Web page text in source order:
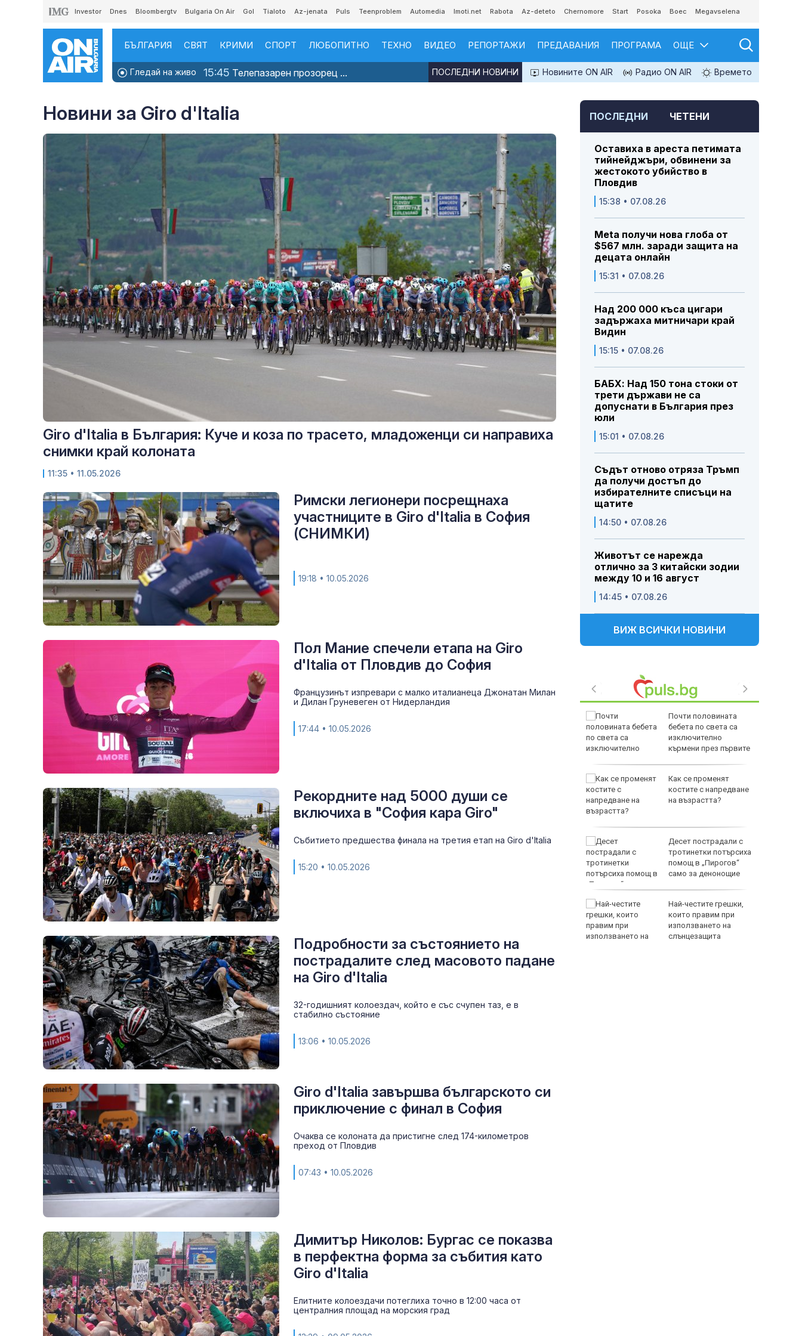
Investor Dnes Bloombergtv Bulgaria On Air Gol Tialoto Az-jenata Puls Teenproblem Automedia Imoti.net Rabota Az-deteto Chernomore Start Posoka Boec Megavselena
БЪЛГАРИЯ СВЯТ КРИМИ СПОРТ ЛЮБОПИТНО ТЕХНО ВИДЕО РЕПОРТАЖИ ПРЕДАВАНИЯ ПРОГРАМА ОЩЕ
Гледай на живо 15:45 Телепазарен прозорец ... Новините ON AIR Радио ON AIR Времето
ПОСЛЕДНИ НОВИНИ
Новини за Giro d'Italia
Giro d'Italia в България: Куче и коза по трасето, младоженци си направиха
снимки край колоната
11:35 • 11.05.2026
Римски легионери посрещнаха
участниците в Giro d'Italia в София
(СНИМКИ)
19:18 • 10.05.2026
Пол Мание спечели етапа на Giro
d'Italia от Пловдив до София
Французинът изпревари с малко италианеца Джонатан Милан
и Дилан Груневеген от Нидерландия
17:44 • 10.05.2026
Рекордните над 5000 души се
включиха в "София кара Giro"
Събитието предшества финала на третия етап на Giro d'Italia
15:20 • 10.05.2026
Подробности за състоянието на
пострадалите след масовото падане
на Giro d'Italia
32-годишният колоездач, който е със счупен таз, е в
стабилно състояние
13:06 • 10.05.2026
Giro d'Italia завършва българското си
приключение с финал в София
Очаква се колоната да пристигне след 174-километров
преход от Пловдив
07:43 • 10.05.2026
Димитър Николов: Бургас се показва
в перфектна форма за събития като
Giro d'Italia
Елитните колоездачи потеглиха точно в 12:00 часа от
централния площад на морския град
ПОСЛЕДНИ ЧЕТЕНИ
Оставиха в ареста петимата
тийнейджъри, обвинени за
жестокото убийство в
Пловдив
15:38 • 07.08.26
Meta получи нова глоба от
$567 млн. заради защита на
децата онлайн
15:31 • 07.08.26
Над 200 000 къса цигари
задържаха митничари край
Видин
15:15 • 07.08.26
БАБХ: Над 150 тона стоки от
трети държави не са
допуснати в България през
юли
15:01 • 07.08.26
Съдът отново отряза Тръмп
да получи достъп до
избирателните списъци на
щатите
14:50 • 07.08.26
Животът се нарежда
отлично за 3 китайски зодии
между 10 и 16 август
14:45 • 07.08.26
ВИЖ ВСИЧКИ НОВИНИ
Антарктида в разгара
на зимата
Критичното ниво на р.
Почти половината
бебета по света са
изключително
кърмени през първите
Как се променят
костите с напредване
на възрастта?
Десет пострадали с
тротинетки потърсиха
помощ в „Пирогов“
само за денонощие
Най-честите грешки,
които правим при
използването на
слънцезащита